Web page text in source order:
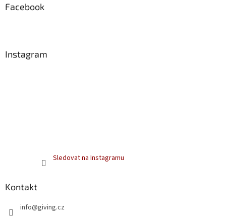
Facebook
Instagram
Sledovat na Instagramu
Kontakt
info@giving.cz